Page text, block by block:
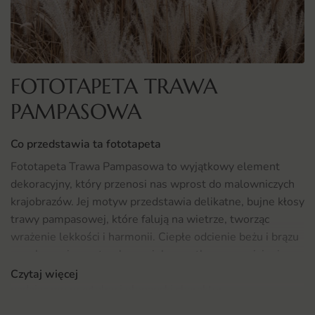
FOTOTAPETA TRAWA
PAMPASOWA
Co przedstawia ta fototapeta
Fototapeta Trawa Pampasowa to wyjątkowy element
dekoracyjny, który przenosi nas wprost do malowniczych
krajobrazów. Jej motyw przedstawia delikatne, bujne kłosy
trawy pampasowej, które falują na wietrze, tworząc
wrażenie lekkości i harmonii. Ciepłe odcienie beżu i brązu
fototapeta ta wprowadza do wnętrza elementy natury,
Czytaj więcej